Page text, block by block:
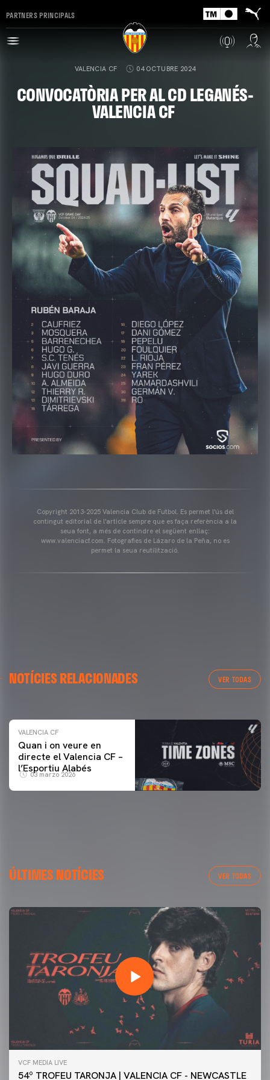
PARTNERS PRINCIPALS
VALENCIA CF 04 OCTUBRE 2024
CONVOCATÒRIA PER AL CD LEGANÉS-
VALENCIA CF
Copyright 2013-2025 Valencia Club de Futbol. Es permet l'ús del
contingut editorial de l'article sempre que es faça referència a la
seua font, a més de contindre el següent enllaç:
www.valenciacf.com. Fotografies de Lázaro de la Peña, no es
permet la seua reutilització.
NOTÍCIES RELACIONADES VER TODAS
ENTRENAMENT DEL VALENCIA CF 04/03/26
VALENCIA CF
Quan i on veure en
directe el Valencia CF –
l’Esportiu Alabés
03 marzo 2026
ÚLTIMES NOTÍCIES VER TODAS
VCF MEDIA LIVE
54º TROFEU TARONJA | VALENCIA CF - NEWCASTLE